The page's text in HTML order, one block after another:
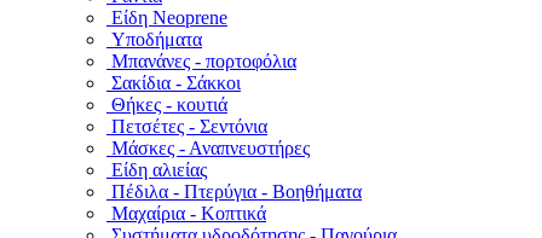
Είδη Neoprene
Υποδήματα
Μπανάνες - πορτοφόλια
Σακίδια - Σάκκοι
Θήκες - κουτιά
Πετσέτες - Σεντόνια
Μάσκες - Αναπνευστήρες
Είδη αλιείας
Πέδιλα - Πτερύγια - Βοηθήματα
Μαχαίρια - Κοπτικά